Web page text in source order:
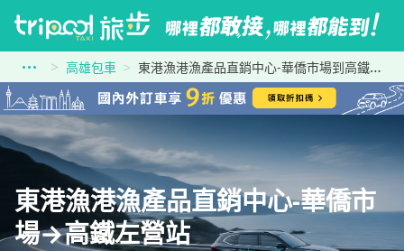
高雄包車 東港漁港漁產品直銷中心-華僑市場到高鐵左營站
東港漁港漁產品直銷中心-華僑市
場→高鐵左營站